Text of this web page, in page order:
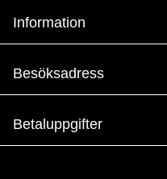
Information
Besöksadress
Betaluppgifter